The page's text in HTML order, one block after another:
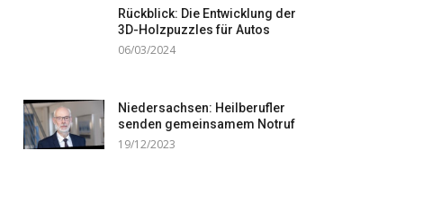
Rückblick: Die Entwicklung der
3D-Holzpuzzles für Autos
06/03/2024
Niedersachsen: Heilberufler
senden gemeinsamem Notruf
19/12/2023